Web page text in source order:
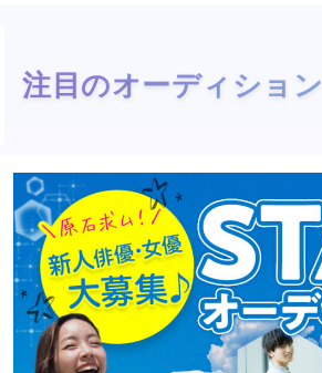
注目のオーディション